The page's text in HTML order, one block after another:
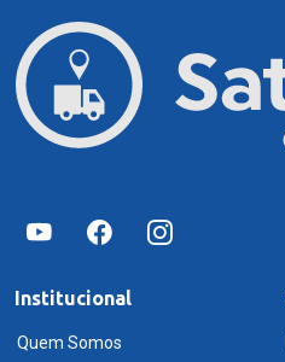
Institucional
Quem Somos